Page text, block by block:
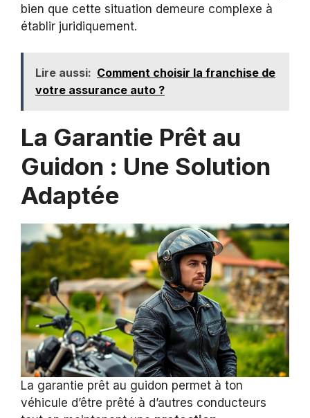
bien que cette situation demeure complexe à
établir juridiquement.
Lire aussi: Comment choisir la franchise de
votre assurance auto ?
La Garantie Prêt au
Guidon : Une Solution
Adaptée
La garantie prêt au guidon permet à ton
véhicule d’être prêté à d’autres conducteurs